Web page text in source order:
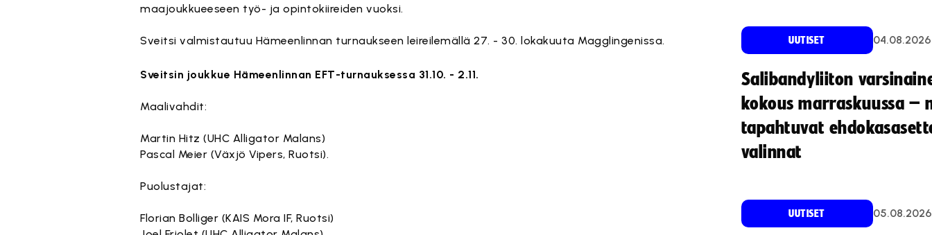
maajoukkueeseen työ- ja opintokiireiden vuoksi.
Sveitsi valmistautuu Hämeenlinnan turnaukseen leireilemällä 27. - 30. lokakuuta Magglingenissa.
Sveitsin joukkue Hämeenlinnan EFT-turnauksessa 31.10. - 2.11.
Maalivahdit:
Martin Hitz (UHC Alligator Malans)
Pascal Meier (Växjö Vipers, Ruotsi).
Puolustajat:
Florian Bolliger (KAIS Mora IF, Ruotsi)
UUTISET 04.08.2026
Salibandyliiton
kokous marraskuussa –
tapahtuvat
valinnat
UUTISET 05.08.2026